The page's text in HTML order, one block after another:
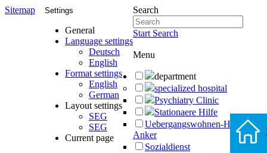
Sitemap Settings
General
Language settings
Deutsch
English
Format settings
English
German
Layout settings
SEG
SEG
Current page
Search
Start Search
Menu
department
specialized hospital
Psychiatry Clinic
Stationaere Hilfe
Uebergangswohnen-Haus-
Anker
Sozialdienst